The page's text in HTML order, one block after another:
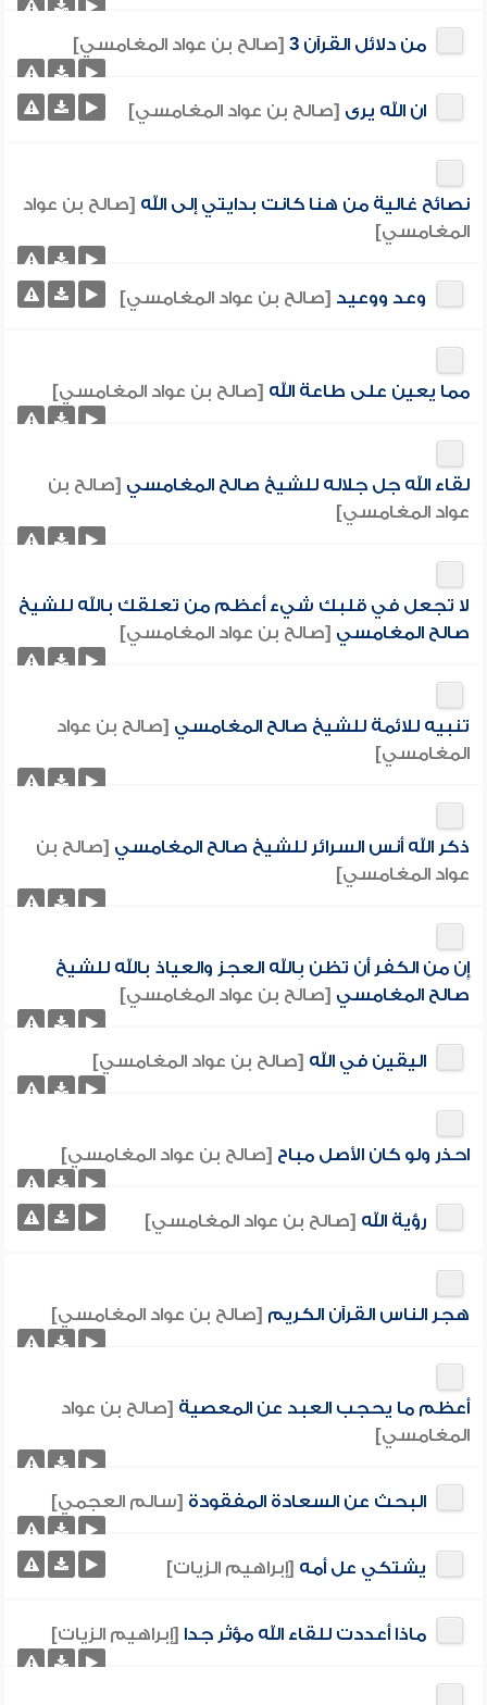
من دلائل القرآن 3 [صالح بن عواد المغامسي]
ان الله يرى [صالح بن عواد المغامسي]
نصائح غالية من هنا كانت بدايتي إلى الله [صالح بن عواد
المغامسي]
وعد ووعيد [صالح بن عواد المغامسي]
مما يعين على طاعة الله [صالح بن عواد المغامسي]
لقاء الله جل جلاله للشيخ صالح المغامسي [صالح بن
عواد المغامسي]
لا تجعل في قلبك شيء أعظم من تعلقك بالله للشيخ
صالح المغامسي [صالح بن عواد المغامسي]
تنبيه للائمة للشيخ صالح المغامسي [صالح بن عواد
المغامسي]
ذكر الله أنس السرائر للشيخ صالح المغامسي [صالح بن
عواد المغامسي]
إِن من الكفر أَن تظن بِالله العجز والعياذ بالله للشيخ
صالح المغامسي [صالح بن عواد المغامسي]
اليقين في الله [صالح بن عواد المغامسي]
احذر ولو كان الأصل مباح [صالح بن عواد المغامسي]
رؤية الله [صالح بن عواد المغامسي]
هجر الناس القرآن الكريم [صالح بن عواد المغامسي]
أعظم ما يحجب العبد عن المعصية [صالح بن عواد
المغامسي]
البحث عن السعادة المفقودة [سالم العجمي]
يشتكي عل أمه [إبراهيم الزيات]
ماذا أعددت للقاء الله مؤثر جدا [إبراهيم الزيات]